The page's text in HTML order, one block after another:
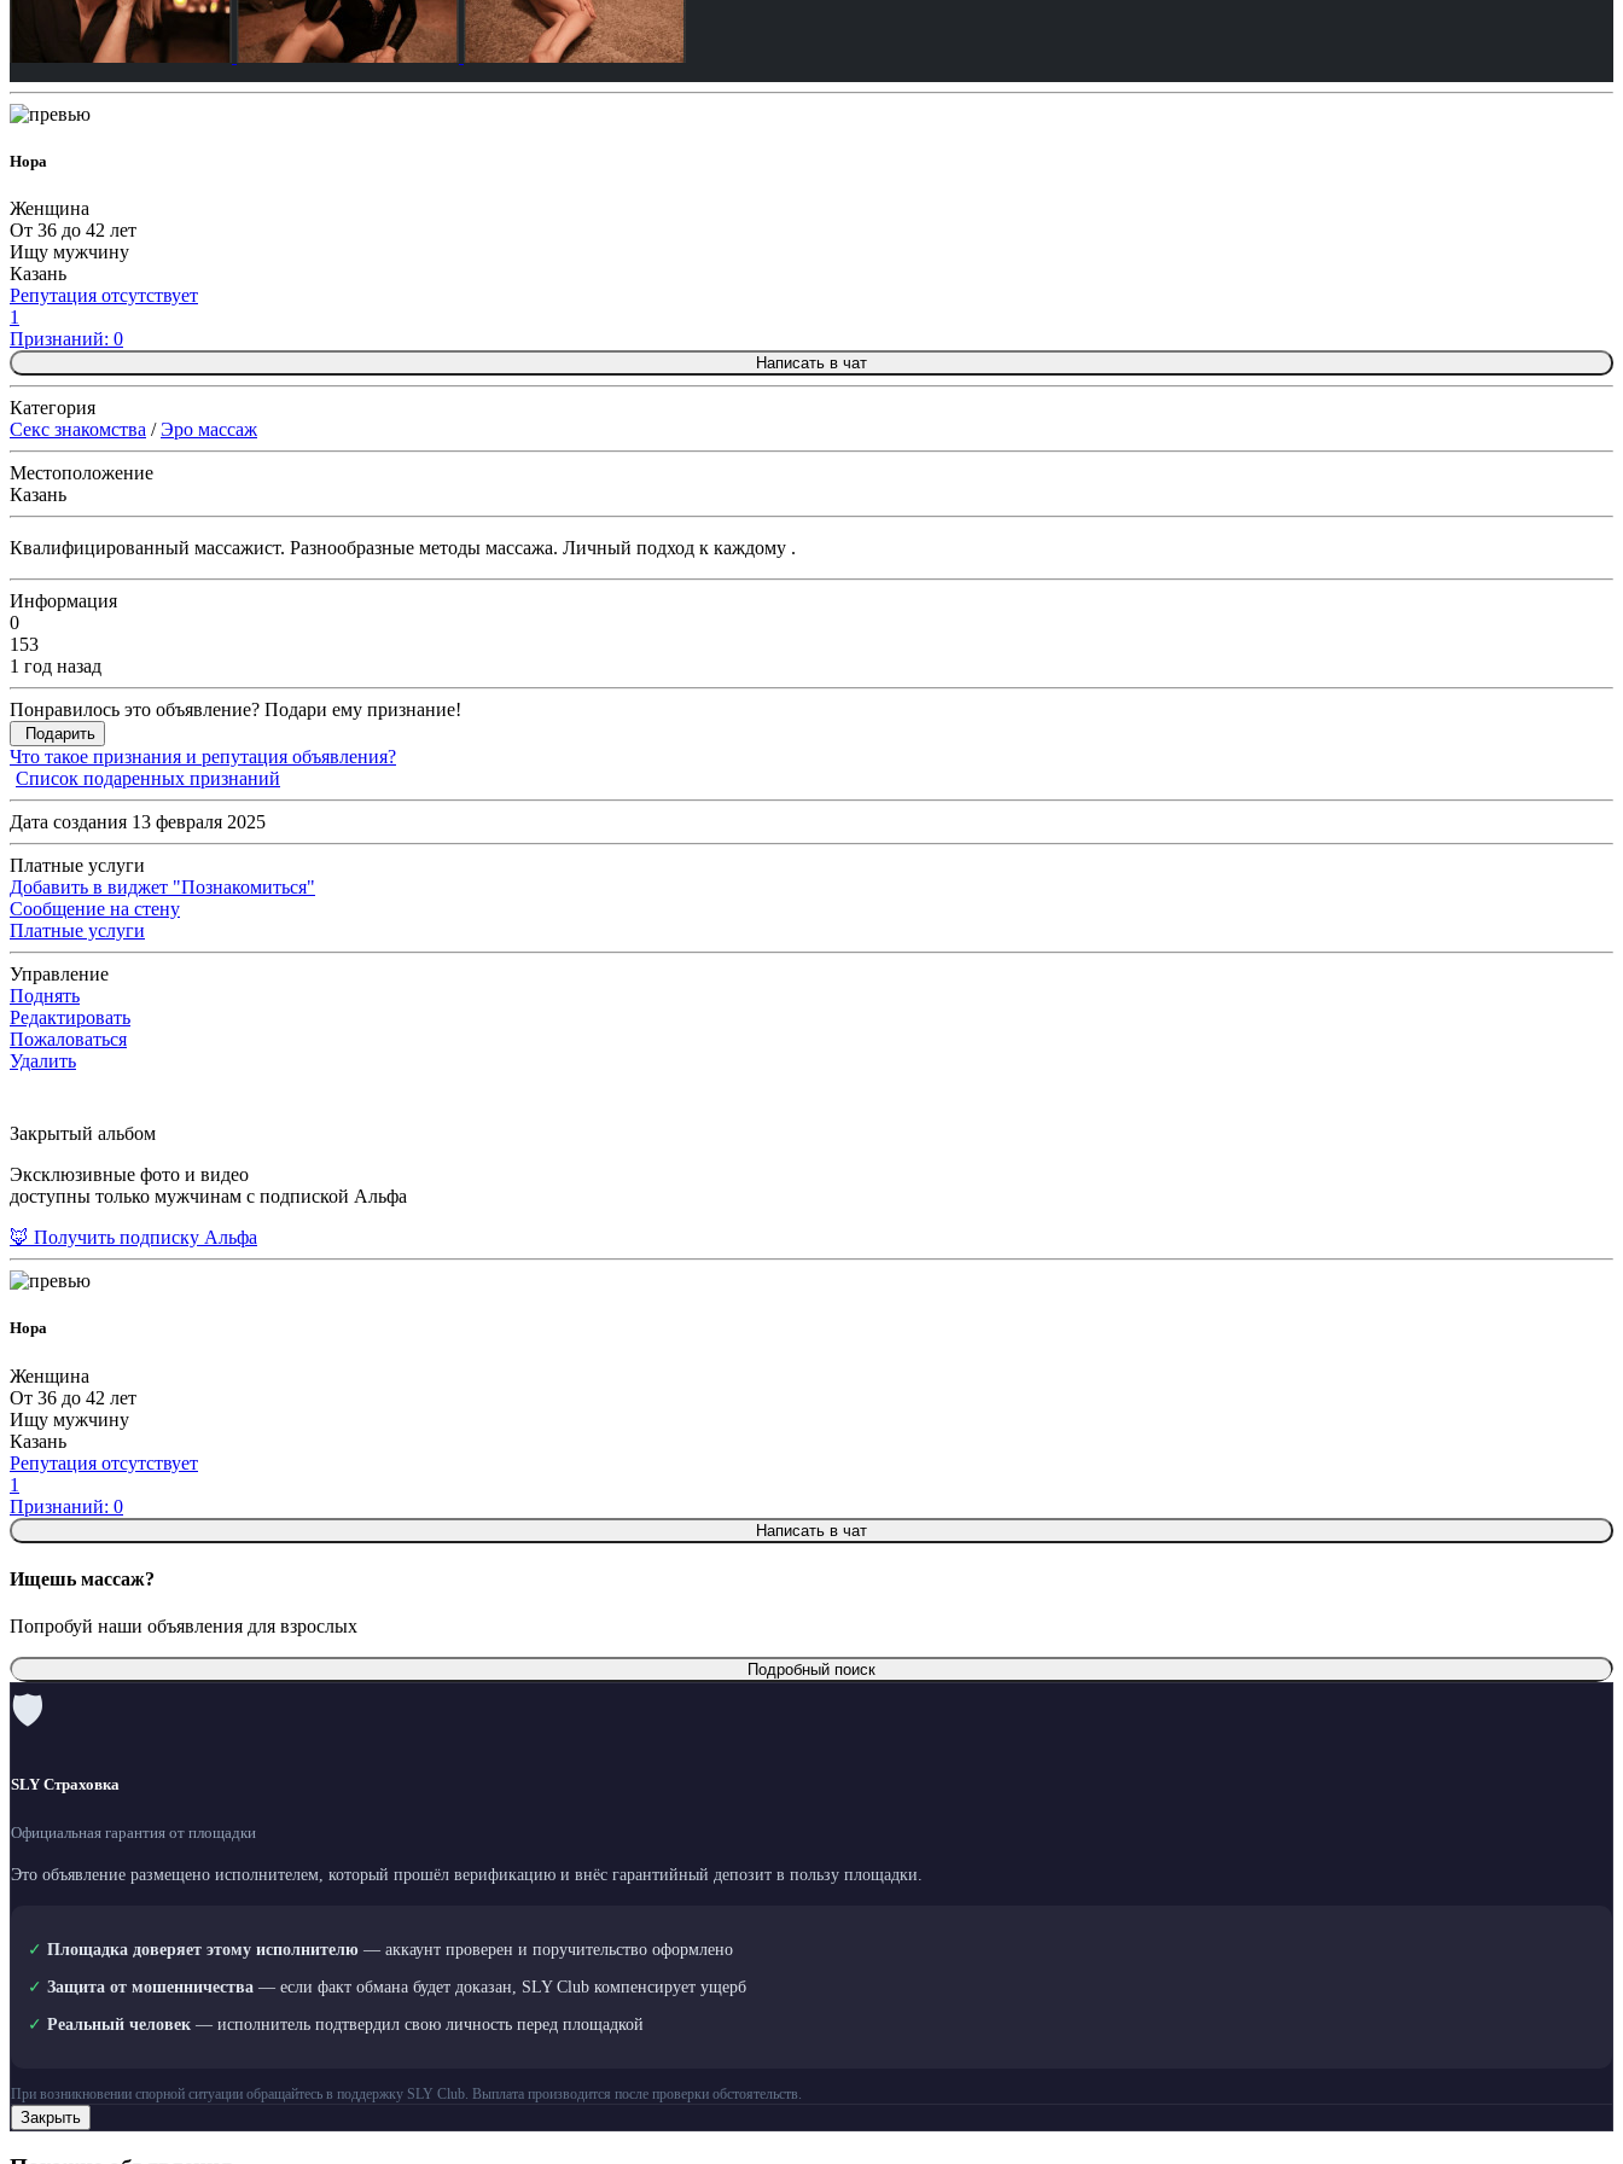
Нора
Женщина
От 36 до 42 лет
Ищу мужчину
Казань
Репутация отсутствует
1
Признаний: 0
Написать в чат
Категория
Секс знакомства /Эро массаж
Местоположение
Казань
Квалифицированный массажист. Разнообразные методы массажа. Личный подход к каждому .
Информация
0
153
1 год назад
Понравилось это объявление? Подари ему признание!
Подарить
Что такое признания и репутация объявления?
Список подаренных признаний
Дата создания 13 февраля 2025
Платные услуги
Добавить в виджет "Познакомиться"
Сообщение на стену
Платные услуги
Управление
Поднять
Редактировать
Пожаловаться
Удалить
Закрытый альбом
Эксклюзивные фото и видео
доступны только мужчинам с подпиской Альфа
🦊 Получить подписку Альфа
Нора
Женщина
От 36 до 42 лет
Ищу мужчину
Казань
Репутация отсутствует
1
Признаний: 0
Написать в чат
Ищешь массаж?
Попробуй наши объявления для взрослых
Подробный поиск
🛡
SLY Страховка
Официальная гарантия от площадки
Это объявление размещено исполнителем, который прошёл верификацию и внёс гарантийный депозит в пользу площадки.
✓ Площадка доверяет этому исполнителю — аккаунт проверен и поручительство оформлено
✓ Защита от мошенничества — если факт обмана будет доказан, SLY Club компенсирует ущерб
✓ Реальный человек — исполнитель подтвердил свою личность перед площадкой
При возникновении спорной ситуации обращайтесь в поддержку SLY Club. Выплата производится после проверки обстоятельств.
Закрыть